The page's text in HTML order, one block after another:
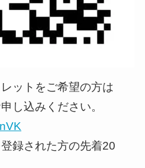
ットをご希望の方は
し込みください。
録された方の先着20